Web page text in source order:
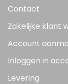
Contact
Zakelijke klant
Account
Inloggen in
Levering